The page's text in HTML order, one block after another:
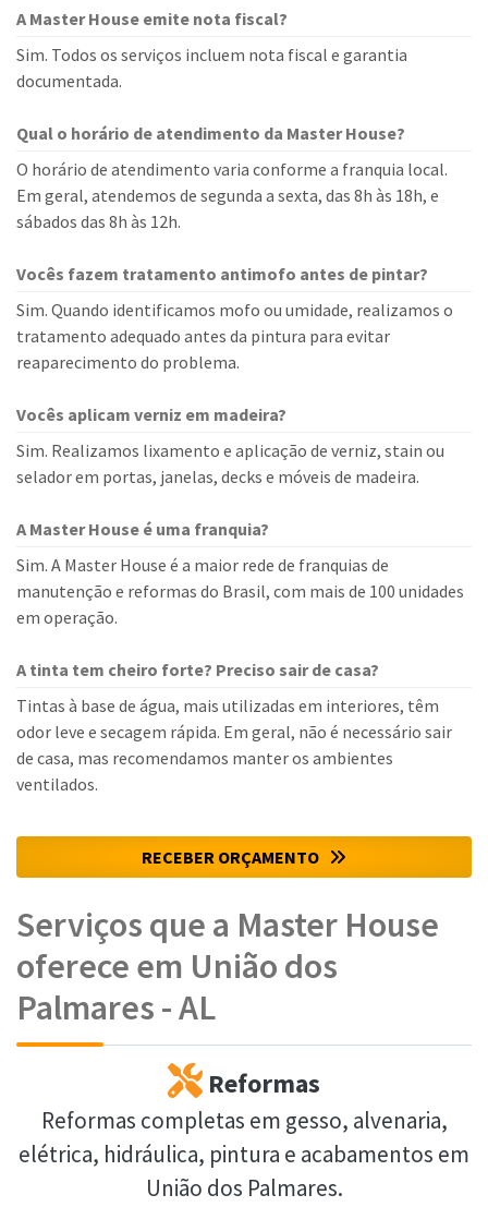
A Master House emite nota fiscal?
Sim. Todos os serviços incluem nota fiscal e garantia
documentada.
Qual o horário de atendimento da Master House?
O horário de atendimento varia conforme a franquia local.
Em geral, atendemos de segunda a sexta, das 8h às 18h, e
sábados das 8h às 12h.
Vocês fazem tratamento antimofo antes de pintar?
Sim. Quando identificamos mofo ou umidade, realizamos o
tratamento adequado antes da pintura para evitar
reaparecimento do problema.
Vocês aplicam verniz em madeira?
Sim. Realizamos lixamento e aplicação de verniz, stain ou
selador em portas, janelas, decks e móveis de madeira.
A Master House é uma franquia?
Sim. A Master House é a maior rede de franquias de
manutenção e reformas do Brasil, com mais de 100 unidades
em operação.
A tinta tem cheiro forte? Preciso sair de casa?
Tintas à base de água, mais utilizadas em interiores, têm
odor leve e secagem rápida. Em geral, não é necessário sair
de casa, mas recomendamos manter os ambientes
ventilados.
RECEBER ORÇAMENTO
Serviços que a Master House
oferece em União dos
Palmares - AL
Reformas
Reformas completas em gesso, alvenaria,
elétrica, hidráulica, pintura e acabamentos em
União dos Palmares.